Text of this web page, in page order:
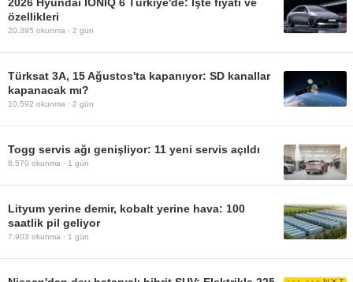
özellikleri
20.395 okunma · 2 gün
Türksat 3A, 15 Ağustos'ta kapanıyor: SD kanallar
kapanacak mı?
10.592 okunma · 2 gün
Togg servis ağı genişliyor: 11 yeni servis açıldı
8.570 okunma · 1 gün
Lityum yerine demir, kobalt yerine hava: 100
saatlik pil geliyor
7.903 okunma · 1 gün